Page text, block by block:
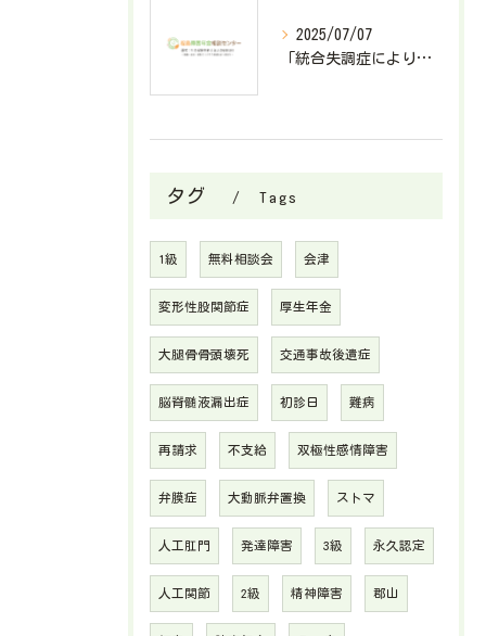
2025/07/07
「統合失調症により障害基礎年金2級が決定したケース」
タグ Tags
1級 無料相談会 会津
変形性股関節症 厚生年金
大腿骨骨頭壊死 交通事故後遺症
脳脊髄液漏出症 初診日 難病
再請求 不支給 双極性感情障害
弁膜症 大動脈弁置換 ストマ
人工肛門 発達障害 3級 永久認定
人工関節 2級 精神障害 郡山